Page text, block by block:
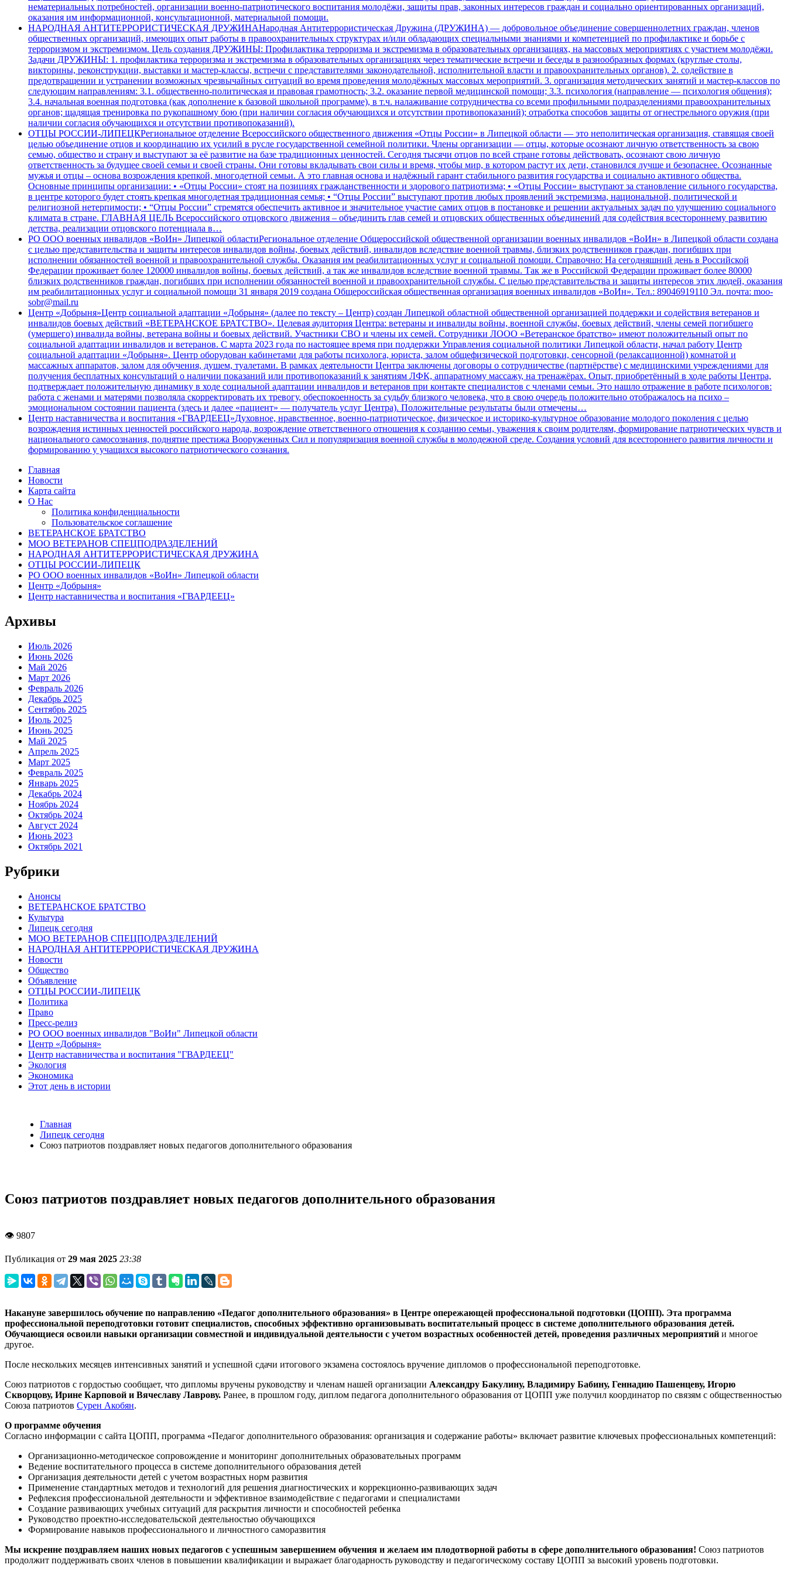
нематериальных потребностей, организации военно-патриотического воспитания молодёжи, защиты прав, законных интересов граждан и социально ориентированных организаций,
оказания им информационной, консультационной, материальной помощи.
НАРОДНАЯ АНТИТЕРРОРИСТИЧЕСКАЯ ДРУЖИНАНародная Антитеррористическая Дружина (ДРУЖИНА) — добровольное объединение совершеннолетних граждан, членов
общественных организаций, имеющих опыт работы в правоохранительных структурах и/или обладающих специальными знаниями и компетенцией по профилактике и борьбе с
терроризмом и экстремизмом. Цель создания ДРУЖИНЫ: Профилактика терроризма и экстремизма в образовательных организациях, на массовых мероприятиях с участием молодёжи.
Задачи ДРУЖИНЫ: 1. профилактика терроризма и экстремизма в образовательных организациях через тематические встречи и беседы в разнообразных формах (круглые столы,
викторины, реконструкции, выставки и мастер-классы, встречи с представителями законодательной, исполнительной власти и правоохранительных органов). 2. содействие в
предотвращении и устранении возможных чрезвычайных ситуаций во время проведения молодёжных массовых мероприятий. 3. организация методических занятий и мастер-классов по
следующим направлениям: 3.1. общественно-политическая и правовая грамотность; 3.2. оказание первой медицинской помощи; 3.3. психология (направление — психология общения);
3.4. начальная военная подготовка (как дополнение к базовой школьной программе), в т.ч. налаживание сотрудничества со всеми профильными подразделениями правоохранительных
органов; щадящая тренировка по рукопашному бою (при наличии согласия обучающихся и отсутствии противопоказаний); отработка способов защиты от огнестрельного оружия (при
наличии согласия обучающихся и отсутствии противопоказаний).
ОТЦЫ РОССИИ-ЛИПЕЦКРегиональное отделение Всероссийского общественного движения «Отцы России» в Липецкой области — это неполитическая организация, ставящая своей
целью объединение отцов и координацию их усилий в русле государственной семейной политики. Члены организации — отцы, которые осознают личную ответственность за свою
семью, общество и страну и выступают за её развитие на базе традиционных ценностей. Сегодня тысячи отцов по всей стране готовы действовать, осознают свою личную
ответственность за будущее своей семьи и своей страны. Они готовы вкладывать свои силы и время, чтобы мир, в котором растут их дети, становился лучше и безопаснее. Осознанные
мужья и отцы – основа возрождения крепкой, многодетной семьи. А это главная основа и надёжный гарант стабильного развития государства и социально активного общества.
Основные принципы организации: • «Отцы России» стоят на позициях гражданственности и здорового патриотизма; • «Отцы России» выступают за становление сильного государства,
в центре которого будет стоять крепкая многодетная традиционная семья; • “Отцы России” выступают против любых проявлений экстремизма, национальной, политической и
религиозной нетерпимости; • “Отцы России” стремятся обеспечить активное и значительное участие самих отцов в постановке и решении актуальных задач по улучшению социального
климата в стране. ГЛАВНАЯ ЦЕЛЬ Всероссийского отцовского движения – объединить глав семей и отцовских общественных объединений для содействия всестороннему развитию
детства, реализации отцовского потенциала в…
РО ООО военных инвалидов «ВоИн» Липецкой областиРегиональное отделение Общероссийской общественной организации военных инвалидов «ВоИн» в Липецкой области создана
с целью представительства и защиты интересов инвалидов войны, боевых действий, инвалидов вследствие военной травмы, близких родственников граждан, погибших при
исполнении обязанностей военной и правоохранительной службы. Оказания им реабилитационных услуг и социальной помощи. Справочно: На сегодняшний день в Российской
Федерации проживает более 120000 инвалидов войны, боевых действий, а так же инвалидов вследствие военной травмы. Так же в Российской Федерации проживает более 80000
близких родственников граждан, погибших при исполнении обязанностей военной и правоохранительной службы. С целью представительства и защиты интересов этих людей, оказания
им реабилитационных услуг и социальной помощи 31 января 2019 создана Общероссийская общественная организация военных инвалидов «ВоИн». Тел.: 89046919110 Эл. почта: moo-
sobr@mail.ru
Центр «Добрыня»Центр социальной адаптации «Добрыня» (далее по тексту – Центр) создан Липецкой областной общественной организацией поддержки и содействия ветеранов и
инвалидов боевых действий «ВЕТЕРАНСКОЕ БРАТСТВО». Целевая аудитория Центра: ветераны и инвалиды войны, военной службы, боевых действий, члены семей погибшего
(умершего) инвалида войны, ветерана войны и боевых действий. Участники СВО и члены их семей. Сотрудники ЛООО «Ветеранское братство» имеют положительный опыт по
социальной адаптации инвалидов и ветеранов. С марта 2023 года по настоящее время при поддержки Управления социальной политики Липецкой области, начал работу Центр
социальной адаптации «Добрыня». Центр оборудован кабинетами для работы психолога, юриста, залом общефизической подготовки, сенсорной (релаксационной) комнатой и
массажных аппаратов, залом для обучения, душем, туалетами. В рамках деятельности Центра заключены договоры о сотрудничестве (партнёрстве) с медицинскими учреждениями для
получения бесплатных консультаций о наличии показаний или противопоказаний к занятиям ЛФК, аппаратному массажу, на тренажёрах. Опыт, приобретённый в ходе работы Центра,
подтверждает положительную динамику в ходе социальной адаптации инвалидов и ветеранов при контакте специалистов с членами семьи. Это нашло отражение в работе психологов:
работа с женами и матерями позволяла скорректировать их тревогу, обеспокоенность за судьбу близкого человека, что в свою очередь положительно отображалось на психо –
эмоциональном состоянии пациента (здесь и далее «пациент» — получатель услуг Центра). Положительные результаты были отмечены…
Центр наставничества и воспитания «ГВАРДЕЕЦ»Духовное, нравственное, военно-патриотическое, физическое и историко-культурное образование молодого поколения с целью
возрождения истинных ценностей российского народа, возрождение ответственного отношения к созданию семьи, уважения к своим родителям, формирование патриотических чувств и
национального самосознания, поднятие престижа Вооруженных Сил и популяризация военной службы в молодежной среде. Создания условий для всестороннего развития личности и
формированию у учащихся высокого патриотического сознания.
Главная
Новости
Карта сайта
О Нас
Политика конфиденциальности
Пользовательское соглашение
ВЕТЕРАНСКОЕ БРАТСТВО
МОО ВЕТЕРАНОВ СПЕЦПОДРАЗДЕЛЕНИЙ
НАРОДНАЯ АНТИТЕРРОРИСТИЧЕСКАЯ ДРУЖИНА
ОТЦЫ РОССИИ-ЛИПЕЦК
РО ООО военных инвалидов «ВоИн» Липецкой области
Центр «Добрыня»
Центр наставничества и воспитания «ГВАРДЕЕЦ»
Архивы
Июль 2026
Июнь 2026
Май 2026
Март 2026
Февраль 2026
Декабрь 2025
Сентябрь 2025
Июль 2025
Июнь 2025
Май 2025
Апрель 2025
Март 2025
Февраль 2025
Январь 2025
Декабрь 2024
Ноябрь 2024
Октябрь 2024
Август 2024
Июнь 2023
Октябрь 2021
Рубрики
Анонсы
ВЕТЕРАНСКОЕ БРАТСТВО
Культура
Липецк сегодня
МОО ВЕТЕРАНОВ СПЕЦПОДРАЗДЕЛЕНИЙ
НАРОДНАЯ АНТИТЕРРОРИСТИЧЕСКАЯ ДРУЖИНА
Новости
Общество
Объявление
ОТЦЫ РОССИИ-ЛИПЕЦК
Политика
Право
Пресс-релиз
РО ООО военных инвалидов "ВоИн" Липецкой области
Центр «Добрыня»
Центр наставничества и воспитания "ГВАРДЕЕЦ"
Экология
Экономика
Этот день в истории
Главная
Липецк сегодня
Союз патриотов поздравляет новых педагогов дополнительного образования
Союз патриотов поздравляет новых педагогов дополнительного образования
👁 9807
Публикация от 29 мая 2025 23:38
Накануне завершилось обучение по направлению «Педагог дополнительного образования» в Центре опережающей профессиональной подготовки (ЦОПП). Эта программа
профессиональной переподготовки готовит специалистов, способных эффективно организовывать воспитательный процесс в системе дополнительного образования детей.
Обучающиеся освоили навыки организации совместной и индивидуальной деятельности с учетом возрастных особенностей детей, проведения различных мероприятий и многое
другое.
После нескольких месяцев интенсивных занятий и успешной сдачи итогового экзамена состоялось вручение дипломов о профессиональной переподготовке.
Союз патриотов с гордостью сообщает, что дипломы вручены руководству и членам нашей организации Александру Бакулину, Владимиру Бабину, Геннадию Пашенцеву, Игорю
Скворцову, Ирине Карповой и Вячеславу Лаврову. Ранее, в прошлом году, диплом педагога дополнительного образования от ЦОПП уже получил координатор по связям с общественностью
Союза патриотов Сурен Акобян.
О программе обучения
Согласно информации с сайта ЦОПП, программа «Педагог дополнительного образования: организация и содержание работы» включает развитие ключевых профессиональных компетенций:
Организационно-методическое сопровождение и мониторинг дополнительных образовательных программ
Ведение воспитательного процесса в системе дополнительного образования детей
Организация деятельности детей с учетом возрастных норм развития
Применение стандартных методов и технологий для решения диагностических и коррекционно-развивающих задач
Рефлексия профессиональной деятельности и эффективное взаимодействие с педагогами и специалистами
Создание развивающих учебных ситуаций для раскрытия личности и способностей ребенка
Руководство проектно-исследовательской деятельностью обучающихся
Формирование навыков профессионального и личностного саморазвития
Мы искренне поздравляем наших новых педагогов с успешным завершением обучения и желаем им плодотворной работы в сфере дополнительного образования! Союз патриотов
продолжит поддерживать своих членов в повышении квалификации и выражает благодарность руководству и педагогическому составу ЦОПП за высокий уровень подготовки.